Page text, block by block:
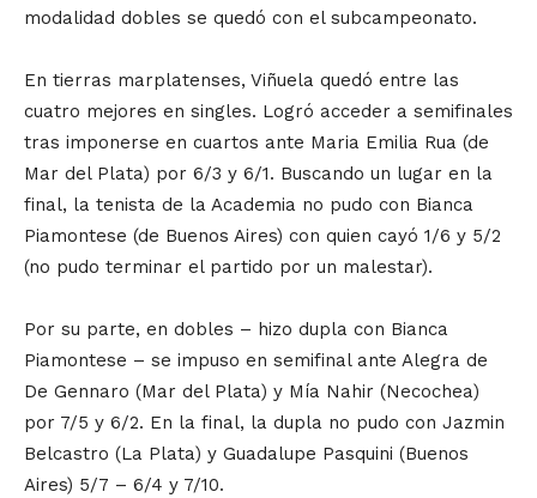
modalidad dobles se quedó con el subcampeonato.
En tierras marplatenses, Viñuela quedó entre las
cuatro mejores en singles. Logró acceder a semifinales
tras imponerse en cuartos ante Maria Emilia Rua (de
Mar del Plata) por 6/3 y 6/1. Buscando un lugar en la
final, la tenista de la Academia no pudo con Bianca
Piamontese (de Buenos Aires) con quien cayó 1/6 y 5/2
(no pudo terminar el partido por un malestar).
Por su parte, en dobles – hizo dupla con Bianca
Piamontese – se impuso en semifinal ante Alegra de
De Gennaro (Mar del Plata) y Mía Nahir (Necochea)
por 7/5 y 6/2. En la final, la dupla no pudo con Jazmin
Belcastro (La Plata) y Guadalupe Pasquini (Buenos
Aires) 5/7 – 6/4 y 7/10.